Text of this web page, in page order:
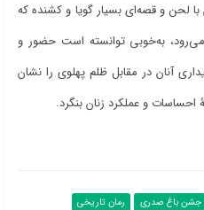
لحن و قصه‌ای بسیار گویا و کشنده که
رود، به‌خوبی توانسته است حضور و
آنان در مقابل ظلم پهلوی را نشان
احساسات و عملکرد زنان بنگرد.
جشن باغ صدری
رمان تاریخی